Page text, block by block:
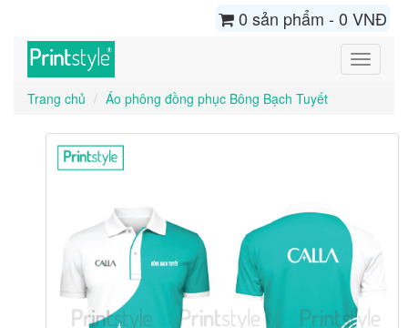
0 sản phẩm - 0 VNĐ
Toggle
Trang chủ
Áo phông đồng phục Bông Bạch Tuyết